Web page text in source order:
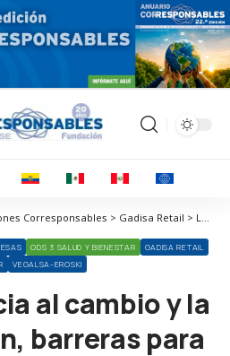
Corresponsables > Organizaciones Corresponsables > Gadisa Retail > La resistencia al cambio y la financiación, barreras para emprender en salud
ODS 3 SALUD Y BIENESTAR
GADISA RETAIL
VEGALSA-EROSKI
al cambio y la
barreras para